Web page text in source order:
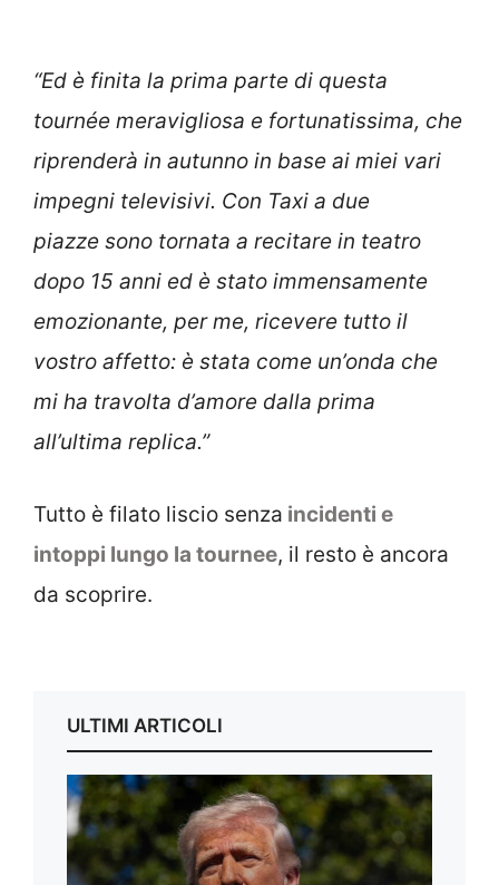
“Ed è finita la prima parte di questa
tournée meravigliosa e fortunatissima, che
riprenderà in autunno in base ai miei vari
impegni televisivi. Con Taxi a due
piazze sono tornata a recitare in teatro
dopo 15 anni ed è stato immensamente
emozionante, per me, ricevere tutto il
vostro affetto: è stata come un’onda che
mi ha travolta d’amore dalla prima
all’ultima replica.”
Tutto è filato liscio senza incidenti e
intoppi lungo la tournee, il resto è ancora
da scoprire.
ULTIMI ARTICOLI